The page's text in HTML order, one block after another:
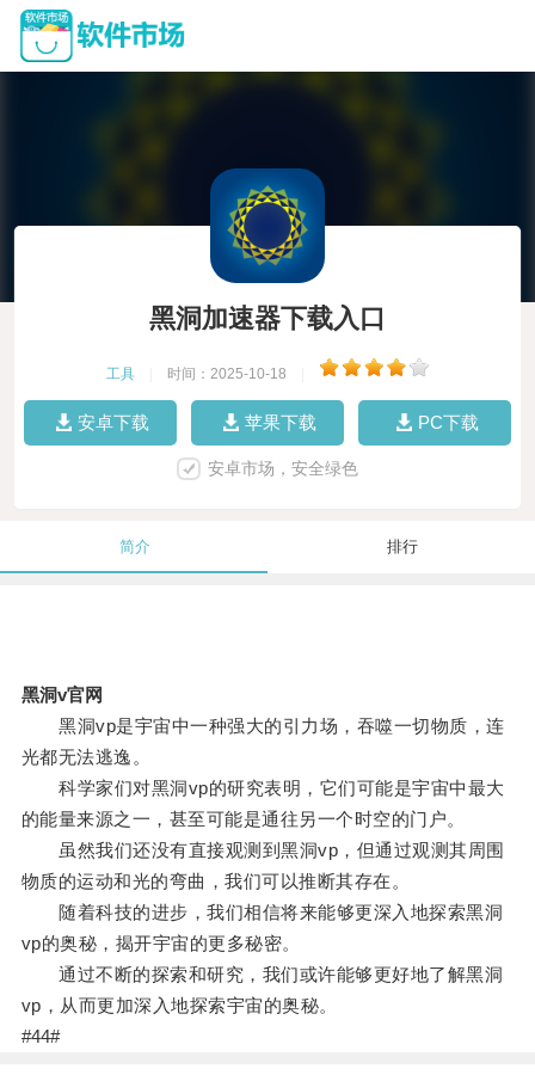
黑洞加速器下载入口
工具 时间：2025-10-18
安卓下载 苹果下载 PC下载
安卓市场，安全绿色
简介 排行
黑洞v官网
黑洞vp是宇宙中一种强大的引力场，吞噬一切物质，连
光都无法逃逸。
科学家们对黑洞vp的研究表明，它们可能是宇宙中最大
的能量来源之一，甚至可能是通往另一个时空的门户。
虽然我们还没有直接观测到黑洞vp，但通过观测其周围
物质的运动和光的弯曲，我们可以推断其存在。
随着科技的进步，我们相信将来能够更深入地探索黑洞
vp的奥秘，揭开宇宙的更多秘密。
通过不断的探索和研究，我们或许能够更好地了解黑洞
vp，从而更加深入地探索宇宙的奥秘。
#44#